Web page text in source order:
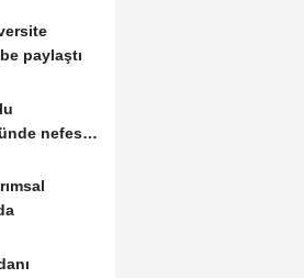
paylaştı
nefes